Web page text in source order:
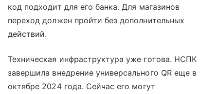
код подходит для его банка. Для магазинов
переход должен пройти без дополнительных
действий.
Техническая инфраструктура уже готова. НСПК
завершила внедрение универсального QR еще в
октябре 2024 года. Сейчас его могут